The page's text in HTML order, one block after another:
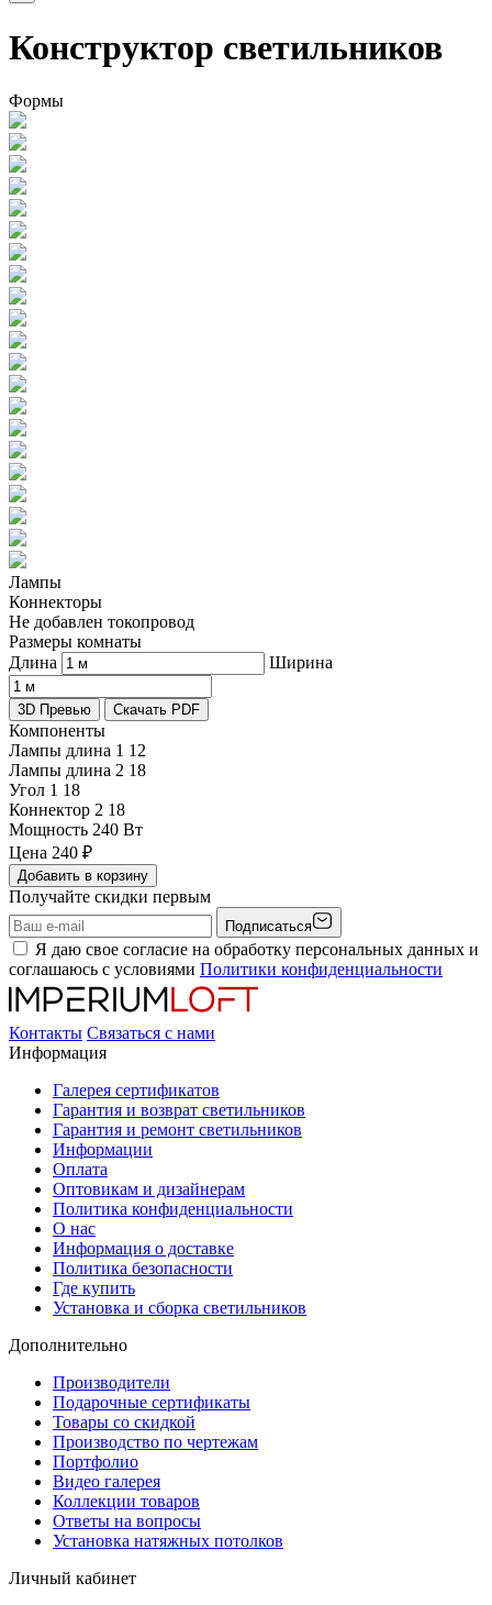
Конструктор светильников
Формы
Лампы
Коннекторы
Не добавлен токопровод
Размеры комнаты
Длина
Ширина
3D Превью Скачать PDF
Компоненты
Лампы длина 1 12
Лампы длина 2 18
Угол 1 18
Коннектор 2 18
Мощность 240 Вт
Цена 240 ₽
Добавить в корзину
Получайте скидки первым
Подписаться
Я даю свое согласие на обработку персональных данных и
соглашаюсь с условиями Политики конфиденциальности
Контакты Связаться с нами
Информация
Галерея сертификатов
Гарантия и возврат светильников
Гарантия и ремонт светильников
Информации
Оплата
Оптовикам и дизайнерам
Политика конфиденциальности
О нас
Информация о доставке
Политика безопасности
Где купить
Установка и сборка светильников
Дополнительно
Производители
Подарочные сертификаты
Товары со скидкой
Производство по чертежам
Портфолио
Видео галерея
Коллекции товаров
Ответы на вопросы
Установка натяжных потолков
Личный кабинет